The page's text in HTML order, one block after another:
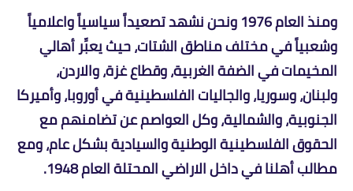
ومنذ العام 1976 ونحن نشهد تصعيداً سياسياً واعلامياً
وشعبياً في مختلف مناطق الشتات، حيث يعبِّر أهالي
المخيمات في الضفة الغربية، وقطاع غزة، والاردن،
ولبنان، وسوريا، والجاليات الفلسطينية في أوروبا، وأميركا
الجنوبية، والشمالية، وكل العواصم عن تضامنهم مع
الحقوق الفلسطينية الوطنية والسيادية بشكل عام، ومع
مطالب أهلنا في داخل الاراضي المحتلة العام 1948.